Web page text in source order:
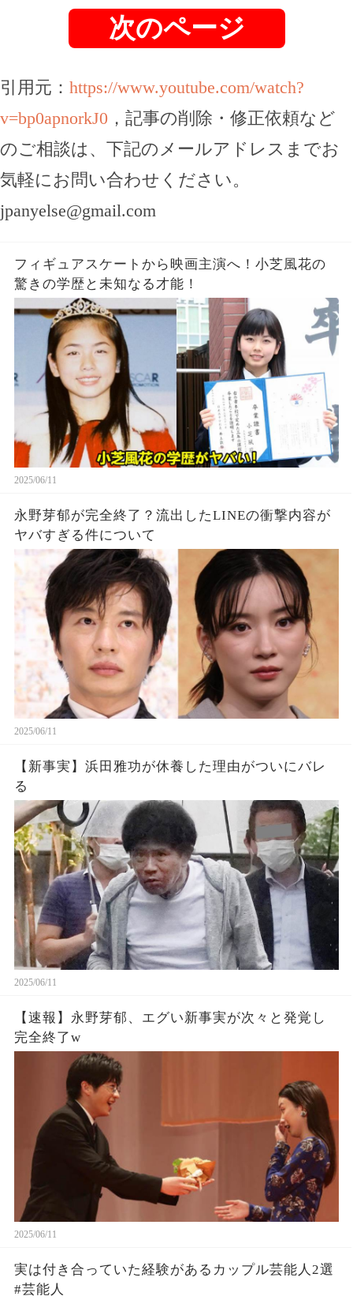
次のページ
引用元： https://www.youtube.com/watch?
v=bp0apnorkJ0 ，記事の削除・修正依頼など
のご相談は、下記のメールアドレスまでお
気軽にお問い合わせください。
jpanyelse@gmail.com
フィギュアスケートから映画主演へ！小芝風花の
驚きの学歴と未知なる才能！
2025/06/11
永野芽郁が完全終了？流出したLINEの衝撃内容が
ヤバすぎる件について
2025/06/11
【新事実】浜田雅功が休養した理由がついにバレ
る
2025/06/11
【速報】永野芽郁、エグい新事実が次々と発覚し
完全終了w
2025/06/11
実は付き合っていた経験があるカップル芸能人2選
#芸能人